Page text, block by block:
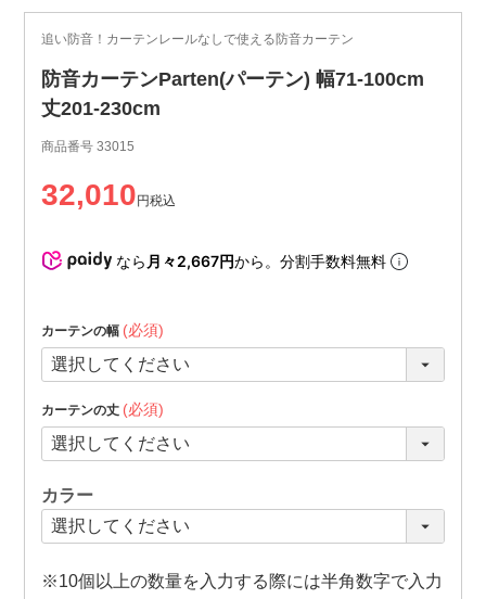
追い防音！カーテンレールなしで使える防音カーテン
防音カーテンParten(パーテン) 幅71-100cm
丈201-230cm
商品番号 33015
32,010 税込
なら 月々2,667円から。分割手数料無料
カーテンの幅 (必須)
カーテンの丈 (必須)
カラー
※10個以上の数量を入力する際には半角数字で入力